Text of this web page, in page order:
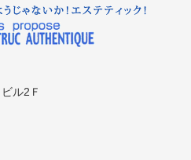
ル2Ｆ